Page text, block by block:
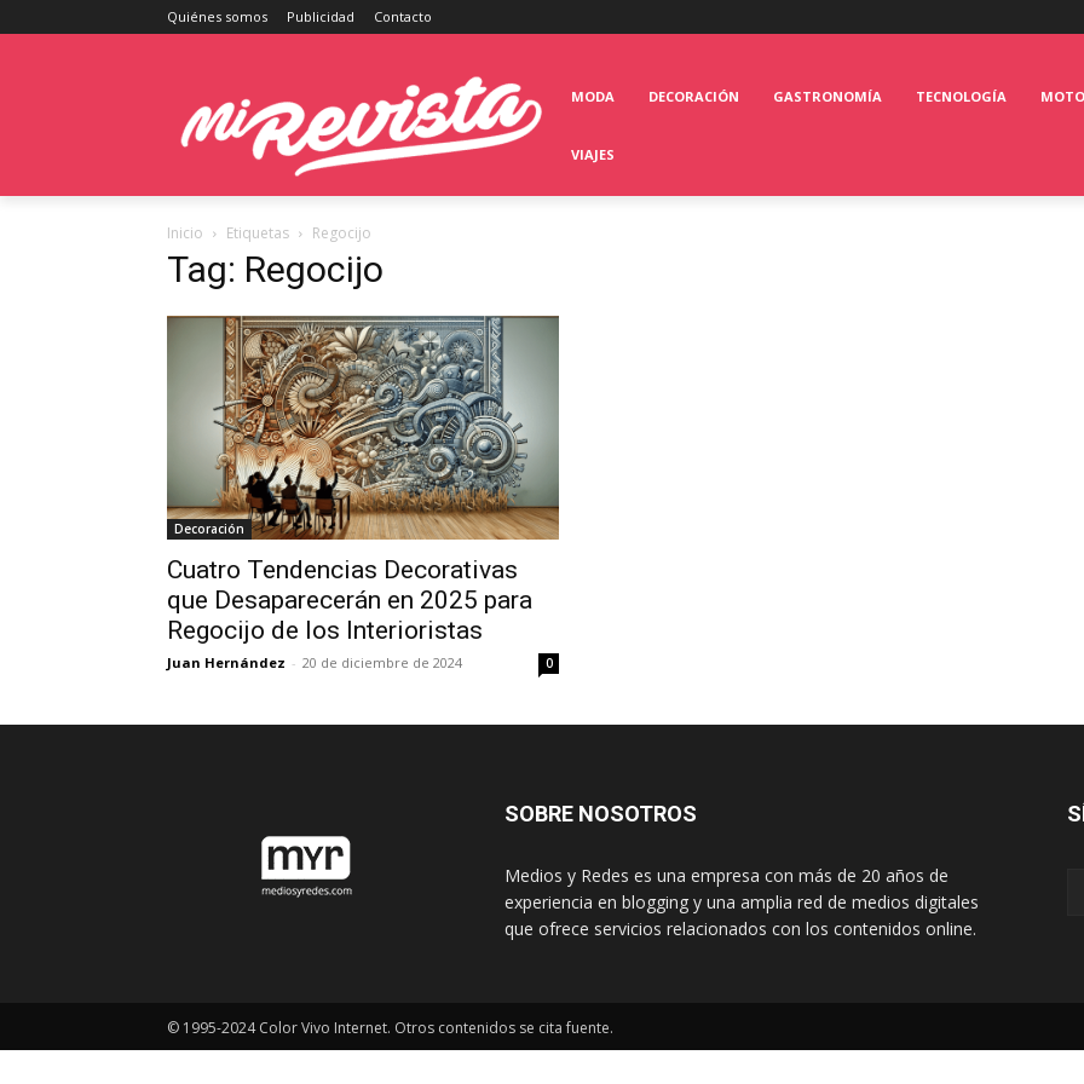
Quiénes somos Publicidad Contacto
MODA DECORACIÓN GASTRONOMÍA TECNOLOGÍA
VIAJES
Inicio Etiquetas Regocijo
Tag: Regocijo
Decoración
Cuatro Tendencias Decorativas
que Desaparecerán en 2025 para
Regocijo de los Interioristas
Juan Hernández - 20 de diciembre de 2024 0
SOBRE NOSOTROS
Medios y Redes es una empresa con más de 20 años de
experiencia en blogging y una amplia red de medios digitales
que ofrece servicios relacionados con los contenidos online.
© 1995-2024 Color Vivo Internet. Otros contenidos se cita fuente.